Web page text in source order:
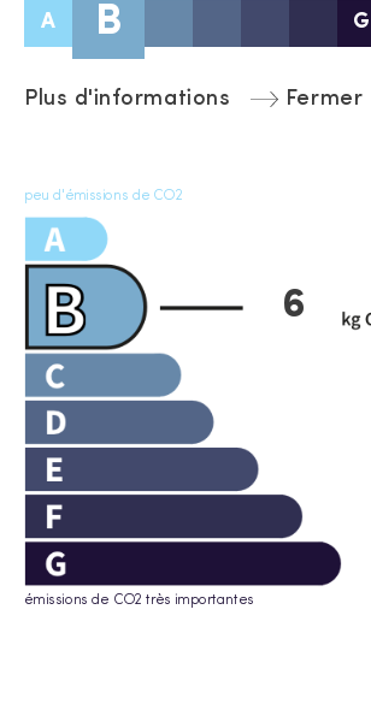
A B G
Plus d'informations Fermer
peu d'émissions de CO2
émissions de CO2 très importantes
6